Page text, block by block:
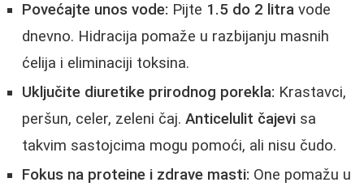
Povećajte unos vode: Pijte 1.5 do 2 litra vode
dnevno. Hidracija pomaže u razbijanju masnih
ćelija i eliminaciji toksina.
Uključite diuretike prirodnog porekla: Krastavci,
peršun, celer, zeleni čaj. Anticelulit čajevi sa
takvim sastojcima mogu pomoći, ali nisu čudo.
Fokus na proteine i zdrave masti: One pomažu u